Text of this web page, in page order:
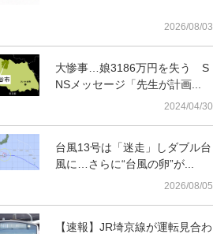
2026/08/03
大惨事…娘3186万円を失う S
NSメッセージ「先生が計画...
2024/04/30
台風13号は「迷走」しダブル台
風に…さらに“台風の卵”が...
2026/08/05
【速報】JR埼京線が運転見合わ